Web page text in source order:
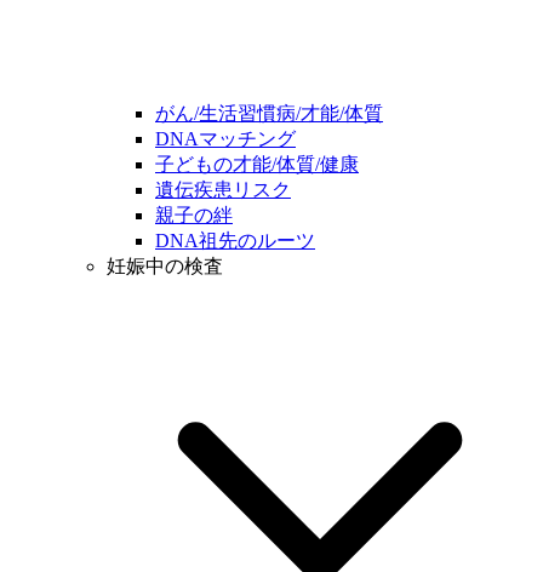
がん/生活習慣病/才能/体質
DNAマッチング
子どもの才能/体質/健康
遺伝疾患リスク
親子の絆
DNA祖先のルーツ
妊娠中の検査